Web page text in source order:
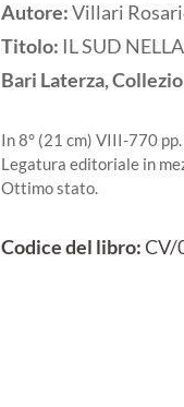
Autore:Villari
Titolo: IL SUD
Bari Laterza,
In 8° (21 cm) VIII-770
Legatura editoriale in
Ottimo stato.
Codice del libro:CV/